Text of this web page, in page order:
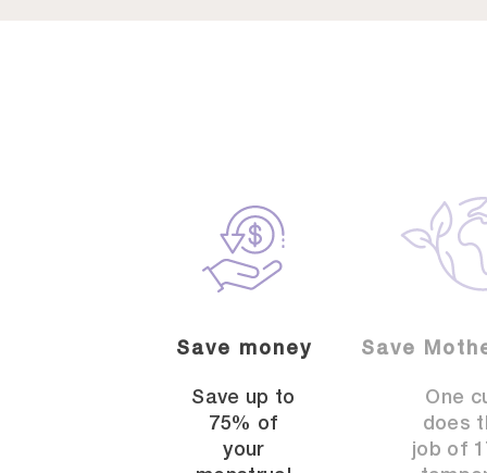
Save money
Save up to
75% of
your
Save
One
does
job of